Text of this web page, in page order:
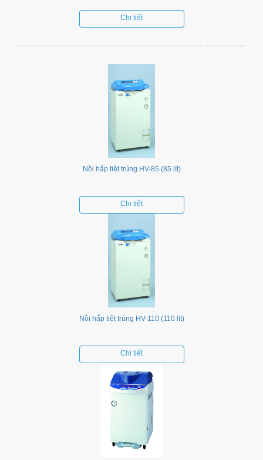
Chi tiết
Nồi hấp tiệt trùng HV-85 (85 lít)
Chi tiết
Nồi hấp tiệt trùng HV-110 (110 lít)
Chi tiết